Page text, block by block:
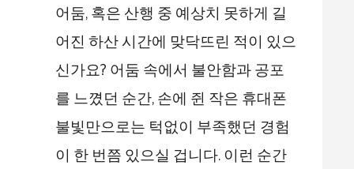
어둠, 혹은 산행 중 예상치 못하게 길
어진 하산 시간에 맞닥뜨린 적이 있으
신가요? 어둠 속에서 불안함과 공포
를 느꼈던 순간, 손에 쥔 작은 휴대폰
불빛만으로는 턱없이 부족했던 경험
이 한 번쯤 있으실 겁니다. 이런 순간